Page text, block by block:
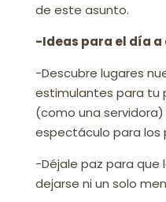
de este asunto.
-Ideas para el día a
-Descubre lugares
estimulantes para tu
(como una servidora)
espectáculo para los
-Déjale paz para que
dejarse ni un solo